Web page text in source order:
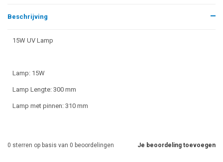
Beschrijving
15W UV Lamp
Lamp: 15W
Lamp Lengte: 300 mm
Lamp met pinnen: 310 mm
Je beoordeling toevoegen
0 sterren op basis van 0 beoordelingen